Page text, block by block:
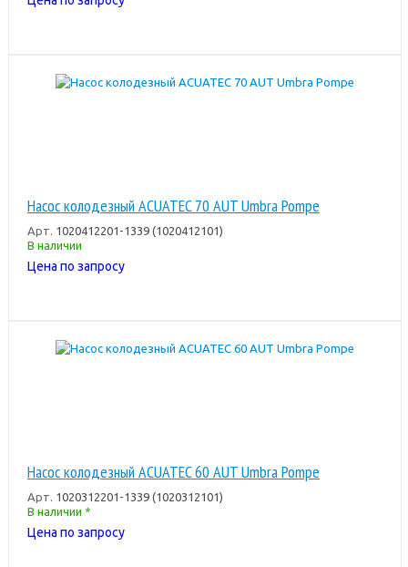
Насос колодезный ACUATEC 70 AUT Umbra Pompe
Арт. 1020412201-1339 (1020412101)
В наличии
Цена по запросу
Насос колодезный ACUATEC 60 AUT Umbra Pompe
Арт. 1020312201-1339 (1020312101)
В наличии *
Цена по запросу